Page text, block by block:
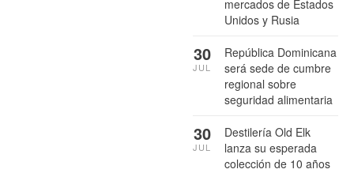
mercados de Estados
Unidos y Rusia
República Dominicana
será sede de cumbre
regional sobre
seguridad alimentaria
30
JUL
Destilería Old Elk
lanza su esperada
colección de 10 años
30
JUL